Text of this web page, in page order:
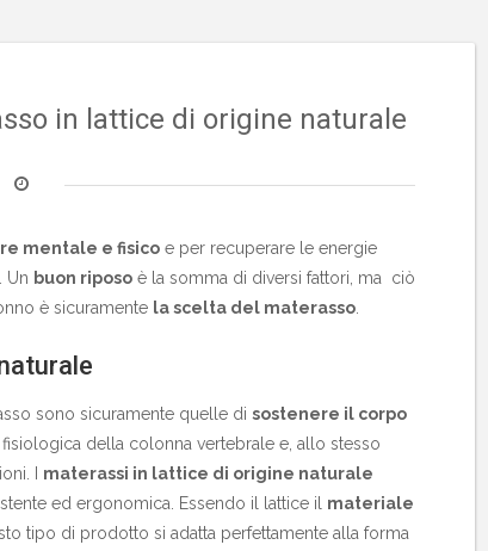
in lattice di origine naturale
mentale e fisico e per recuperare le energie
Un buon riposo è la somma di diversi fattori, ma ciò
è sicuramente la scelta del materasso
sono sicuramente quelle di sostenere il corpo
della colonna vertebrale e, allo stesso
I materassi in lattice di origine naturale
ed ergonomica. Essendo il lattice il materiale
tipo di prodotto si adatta perfettamente alla forma